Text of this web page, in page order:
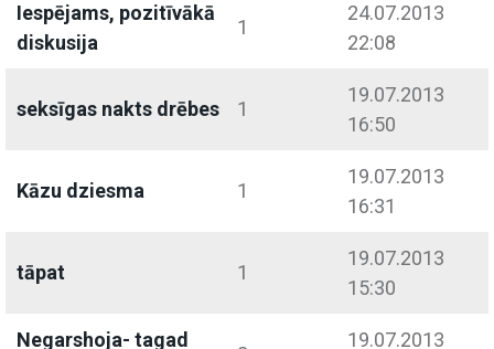
Iespējams, pozitīvākā
diskusija
1
24.07.2013
22:08
seksīgas nakts drēbes 1
19.07.2013
16:50
Kāzu dziesma 1
19.07.2013
16:31
tāpat 1
19.07.2013
15:30
Negarshoja- tagad
19.07.2013